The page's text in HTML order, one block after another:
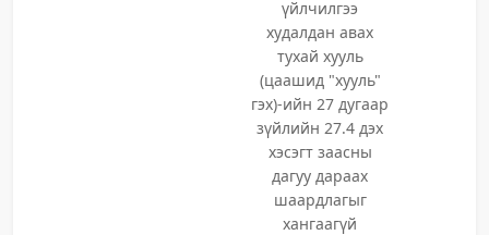
үйлчилгээ
худалдан авах
тухай хууль
(цаашид "хууль"
гэх)-ийн 27 дугаар
зүйлийн 27.4 дэх
хэсэгт заасны
дагуу дараах
шаардлагыг
хангаагүй